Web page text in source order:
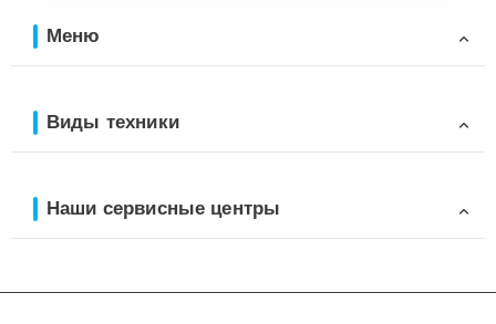
Меню
Виды техники
Наши сервисные центры